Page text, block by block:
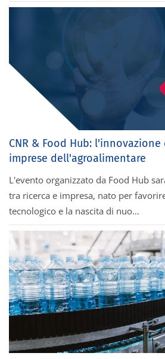
CNR & Food Hub:
imprese dell'agroalimentare
L'evento organizzato da Food Hub
tra ricerca e impresa, nato per
tecnologico e la nascita di nuo…